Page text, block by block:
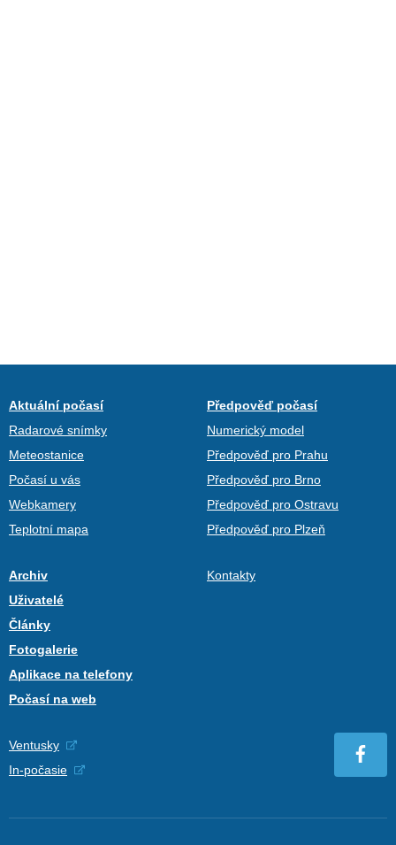
Aktuální počasí
Radarové snímky
Meteostanice
Počasí u vás
Webkamery
Teplotní mapa
Předpověď počasí
Numerický model
Předpověď pro Prahu
Předpověď pro Brno
Předpověď pro Ostravu
Předpověď pro Plzeň
Archiv
Uživatelé
Články
Fotogalerie
Aplikace na telefony
Počasí na web
Kontakty
Ventusky
In-počasie